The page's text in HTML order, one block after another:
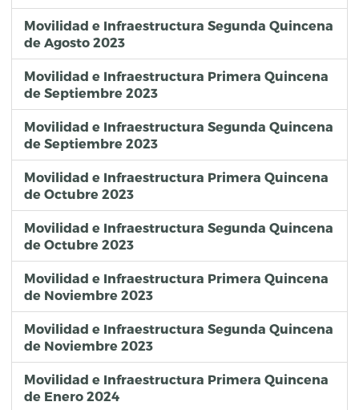
Movilidad e Infraestructura Segunda Quincena
de Agosto 2023
Movilidad e Infraestructura Primera Quincena
de Septiembre 2023
Movilidad e Infraestructura Segunda Quincena
de Septiembre 2023
Movilidad e Infraestructura Primera Quincena
de Octubre 2023
Movilidad e Infraestructura Segunda Quincena
de Octubre 2023
Movilidad e Infraestructura Primera Quincena
de Noviembre 2023
Movilidad e Infraestructura Segunda Quincena
de Noviembre 2023
Movilidad e Infraestructura Primera Quincena
de Enero 2024